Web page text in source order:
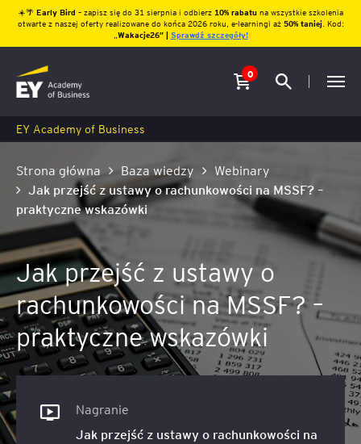
☀️🌴 Early Bird – zapisz się do 31 sierpnia i odbierz10% rabatu na wszystkie szkolenia
otwarte z naszej oferty realizowane do końca 2026 roku, e-learningi aż 50% taniej. Kod:
Wakacje26″ | Sprawdź szczegóły!
0
EY Academy of Business
Strona główna Baza wiedzy
Webinary
Jak przejść z ustawy o rachunkowości na MSSF? –
praktyczne wskazówki
Jak przejść z ustawy o
rachunkowości na MSSF? –
praktyczne wskazówki
Nagranie
Jak przejść z ustawy o rachunkowości na